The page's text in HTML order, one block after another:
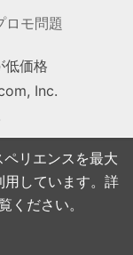
リエンスを最大
用しています。詳
ください。
ロモ問題
低価格
Inc.